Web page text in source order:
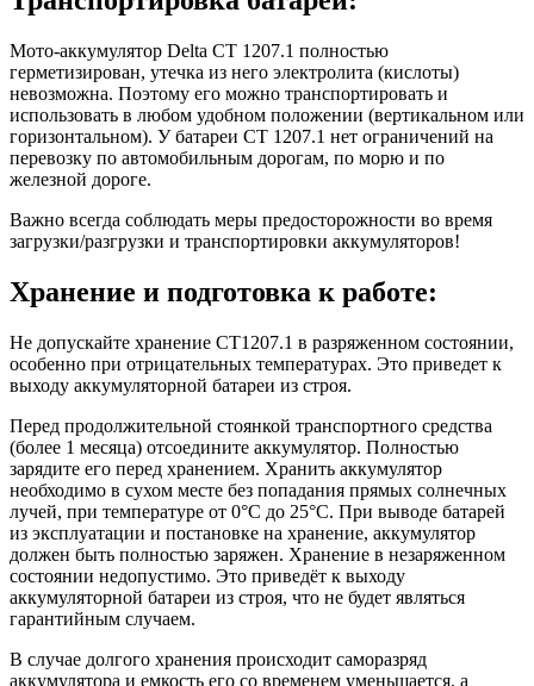
Мото-аккумулятор Delta CT 1207.1 полностью
герметизирован, утечка из него электролита (кислоты)
невозможна. Поэтому его можно транспортировать и
использовать в любом удобном положении (вертикальном или
горизонтальном). У батареи CT 1207.1 нет ограничений на
перевозку по автомобильным дорогам, по морю и по
железной дороге.
Важно всегда соблюдать меры предосторожности во время
загрузки/разгрузки и транспортировки аккумуляторов!
Хранение и подготовка к работе:
Не допускайте хранение CT1207.1 в разряженном состоянии,
особенно при отрицательных температурах. Это приведет к
выходу аккумуляторной батареи из строя.
Перед продолжительной стоянкой транспортного средства
(более 1 месяца) отсоедините аккумулятор. Полностью
зарядите его перед хранением. Хранить аккумулятор
необходимо в сухом месте без попадания прямых солнечных
лучей, при температуре от 0°С до 25°С. При выводе батарей
из эксплуатации и постановке на хранение, аккумулятор
должен быть полностью заряжен. Хранение в незаряженном
состоянии недопустимо. Это приведёт к выходу
аккумуляторной батареи из строя, что не будет являться
гарантийным случаем.
В случае долгого хранения происходит саморазряд
аккумулятора и емкость его со временем уменьшается, а